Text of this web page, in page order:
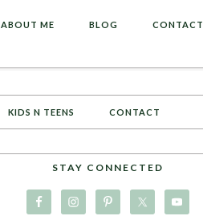
ABOUT ME BLOG CONTACT
KIDS N TEENS CONTACT
STAY CONNECTED